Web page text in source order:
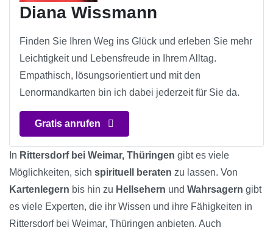
Diana Wissmann
Finden Sie Ihren Weg ins Glück und erleben Sie mehr
Leichtigkeit und Lebensfreude in Ihrem Alltag.
Empathisch, lösungsorientiert und mit den
Lenormandkarten bin ich dabei jederzeit für Sie da.
Gratis anrufen
In Rittersdorf bei Weimar, Thüringen gibt es viele
Möglichkeiten, sich spirituell beraten zu lassen. Von
Kartenlegern bis hin zu Hellsehern und Wahrsagern gibt
es viele Experten, die ihr Wissen und ihre Fähigkeiten in
Rittersdorf bei Weimar, Thüringen anbieten. Auch